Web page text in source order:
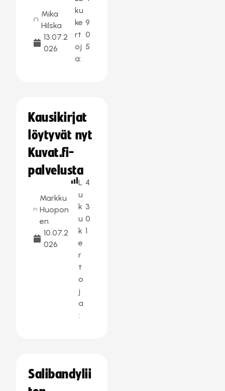
Mika
Hilska
13.07.2
026
ku
ke
rt
oj
a:
9
0
5
Kausikirjat
löytyvät nyt
Kuvat.fi-
palvelusta
Markku
Huopon
en
10.07.2
026
L
u
k
u
k
e
r
t
o
j
a
:
4
3
0
1
Salibandylii